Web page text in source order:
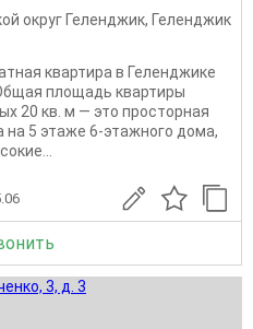
округ Геленджик, Геленджик
квартира в Геленджике
площадь квартиры
20 кв. м — это просторная
на 5 этаже 6-этажного дома,